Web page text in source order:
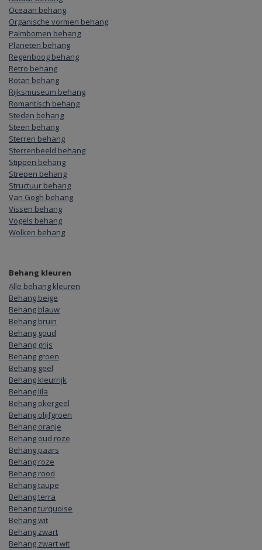
Oceaan behang
Organische vormen behang
Palmbomen behang
Planeten behang
Regenboog behang
Retro behang
Rotan behang
Rijksmuseum behang
Romantisch behang
Steden behang
Steen behang
Sterren behang
Sterrenbeeld behang
Stippen behang
Strepen behang
Structuur behang
Van Gogh behang
Vissen behang
Vogels behang
Wolken behang
Behang kleuren
Alle behang kleuren
Behang beige
Behang blauw
Behang bruin
Behang goud
Behang grijs
Behang groen
Behang geel
Behang kleurrijk
Behang lila
Behang okergeel
Behang olijfgroen
Behang oranje
Behang oud roze
Behang paars
Behang roze
Behang rood
Behang taupe
Behang terra
Behang turquoise
Behang wit
Behang zwart
Behang zwart wit